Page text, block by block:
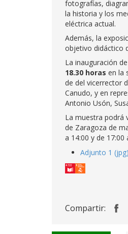
fotografías,
la historia y los
eléctrica actual.
Además, la
objetivo didáctico
La inauguración de
18.30 horas en la
de del vicerrector
Canudo, y en
Antonio Usón,
La muestra podrá
de Zaragoza de
a 14:00 y de 17:00
Adjunto 1 (jpg)
Compartir: